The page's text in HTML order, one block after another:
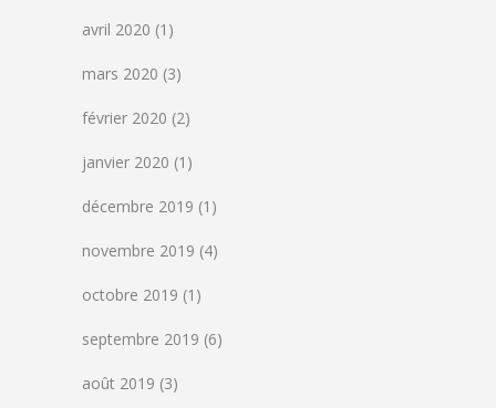
avril 2020 (1)
mars 2020 (3)
février 2020 (2)
janvier 2020 (1)
décembre 2019 (1)
novembre 2019 (4)
octobre 2019 (1)
septembre 2019 (6)
août 2019 (3)